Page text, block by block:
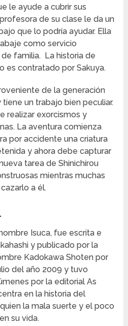
le ayude a cubrir sus
de su clase le da un
que lo podría ayudar. Ella
como servicio
familia. La historia de
es contratado por Sakuya.
de la generación
un trabajo bien peculiar.
realizar exorcismos y
La aventura comienza
por accidente una criatura
y ahora debe capturar
tarea de Shinichirou
mientras muchas
a él.
Isuca, fue escrita e
y publicado por la
Kadokawa Shoten por
del año 2009 y tuvo
por la editorial As
en la historia del
la mala suerte y el poco
su vida.